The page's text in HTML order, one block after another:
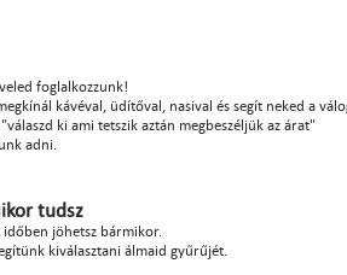
foglalkozzunk!
kávéval, üdítőval, nasival és segít neked a
ki ami tetszik aztán megbeszéljük az árat"
adni.
tudsz
jöhetsz bármikor.
kiválasztani álmaid gyűrűjét.